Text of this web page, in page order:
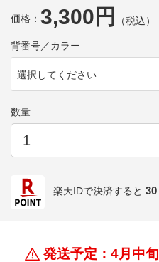
価格： 3,300円 （税込）
背番号／カラー
選択してください
数量
楽天IDで決済すると 30
発送予定：4月中旬